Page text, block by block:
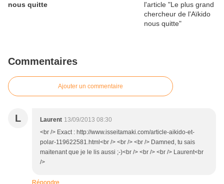
nous quitte
Commentaires
Ajouter un commentaire
L Laurent 13/09/2013 08:30
<br /> Exact : http://www.isseitamaki.com/article-aikido-et-
polar-119622581.html<br /> <br /> <br /> Damned, tu sais
maitenant que je le lis aussi ;-)<br /> <br /> <br /> Laurent<br
/>
Répondre